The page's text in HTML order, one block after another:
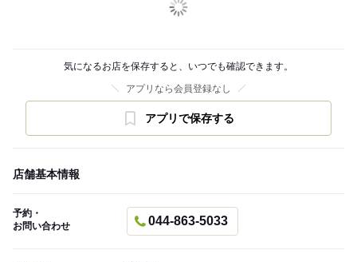
気になるお店を保存すると、いつでも確認できます。
アプリなら会員登録なし
アプリで保存する
店舗基本情報
予約・
お問い合わせ
044-863-5033